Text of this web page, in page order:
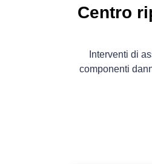
Centro
Interventi di
componenti